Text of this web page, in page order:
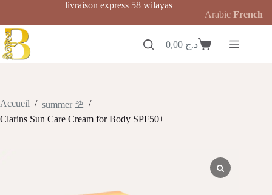
contenu
livraison express 58 wilayas
Panierد.ج
Accueil / summer ⛱️ /
Clarins Sun Care Cream for Body SPF50+
Arabic French